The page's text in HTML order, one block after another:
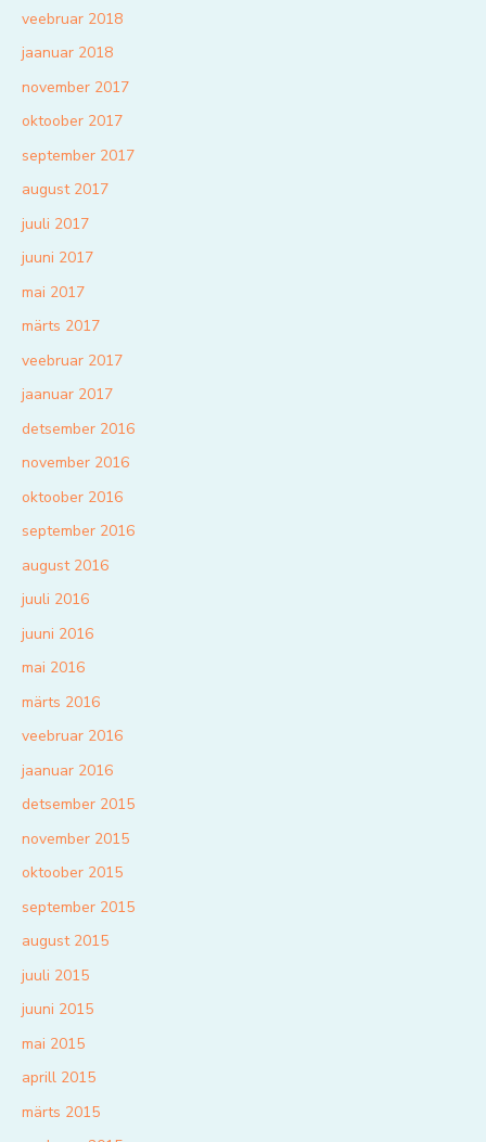
veebruar 2018
jaanuar 2018
november 2017
oktoober 2017
september 2017
august 2017
juuli 2017
juuni 2017
mai 2017
märts 2017
veebruar 2017
jaanuar 2017
detsember 2016
november 2016
oktoober 2016
september 2016
august 2016
juuli 2016
juuni 2016
mai 2016
märts 2016
veebruar 2016
jaanuar 2016
detsember 2015
november 2015
oktoober 2015
september 2015
august 2015
juuli 2015
juuni 2015
mai 2015
aprill 2015
märts 2015